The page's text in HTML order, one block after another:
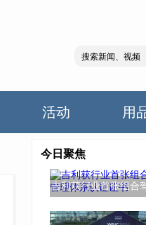
活动 用
今日聚焦
吉利获行业首张组合